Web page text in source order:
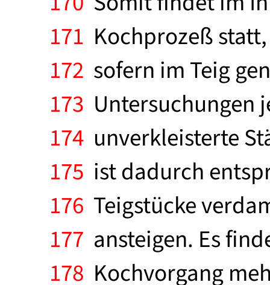
171 Kochprozeß
172 sofern im Teig
173 Untersuchungen
174 unverkleisterte
175 ist dadurch
176 Teigstücke
177 ansteigen. Es
178 Kochvorgang